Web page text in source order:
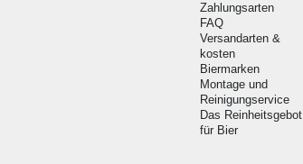
Zahlungsarten
FAQ
Versandarten &
kosten
Biermarken
Montage und
Reinigungservice
Das Reinheitsgebot
für Bier